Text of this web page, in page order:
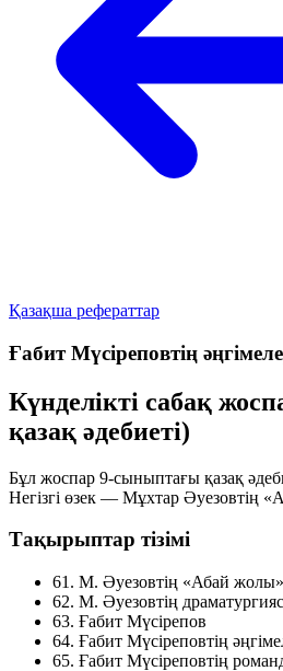
Қазақша рефераттар
Ғабит Мүсіреповтің
Күнделікті сабақ
қазақ әдебиеті)
Бұл жоспар 9-сыныптағы қазақ
Негізгі өзек — Мұхтар Әуезовтің
Тақырыптар тізімі
61. М. Әуезовтің «Абай
62. М. Әуезовтің
63. Ғабит Мүсірепов
64. Ғабит Мүсіреповтің
65. Ғабит Мүсіреповтің